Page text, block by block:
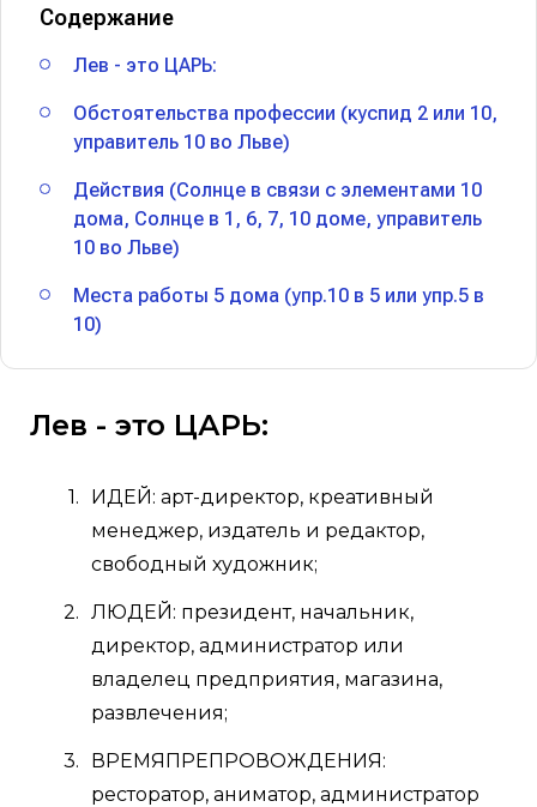
Содержание
Лев - это ЦАРЬ:
Обстоятельства профессии (куспид 2 или 10,
управитель 10 во Льве)
Действия (Солнце в связи с элементами 10
дома, Солнце в 1, 6, 7, 10 доме, управитель
10 во Льве)
Места работы 5 дома (упр.10 в 5 или упр.5 в
10)
Лев - это ЦАРЬ:
ИДЕЙ: арт-директор, креативный
менеджер, издатель и редактор,
свободный художник;
ЛЮДЕЙ: президент, начальник,
директор, администратор или
владелец предприятия, магазина,
развлечения;
ВРЕМЯПРЕПРОВОЖДЕНИЯ:
ресторатор, аниматор, администратор